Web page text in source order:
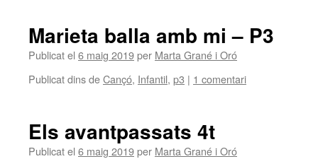
Marieta balla amb mi – P3
Publicat el 6 maig 2019per Marta Grané i Oró
Publicat dins deCançó, Infantil, p3 | 1 comentari
Els avantpassats 4t
Publicat el 6 maig 2019per Marta Grané i Oró